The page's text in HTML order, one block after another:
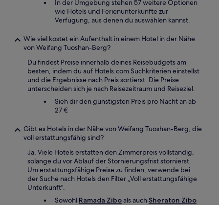
In der Umgebung stehen 57 weitere Optionen
wie Hotels und Ferienunterkünfte zur
Verfügung, aus denen du auswählen kannst.
Wie viel kostet ein Aufenthalt in einem Hotel in der Nähe
von Weifang Tuoshan-Berg?
Du findest Preise innerhalb deines Reisebudgets am
besten, indem du auf Hotels.com Suchkriterien einstellst
und die Ergebnisse nach Preis sortierst. Die Preise
unterscheiden sich je nach Reisezeitraum und Reiseziel.
Sieh dir den günstigsten Preis pro Nacht an ab
27 €
Gibt es Hotels in der Nähe von Weifang Tuoshan-Berg, die
voll erstattungsfähig sind?
Ja. Viele Hotels erstatten den Zimmerpreis vollständig,
solange du vor Ablauf der Stornierungsfrist stornierst.
Um erstattungsfähige Preise zu finden, verwende bei
der Suche nach Hotels den Filter „Voll erstattungsfähige
Unterkunft".
Sowohl Ramada Zibo als auch Sheraton Zibo